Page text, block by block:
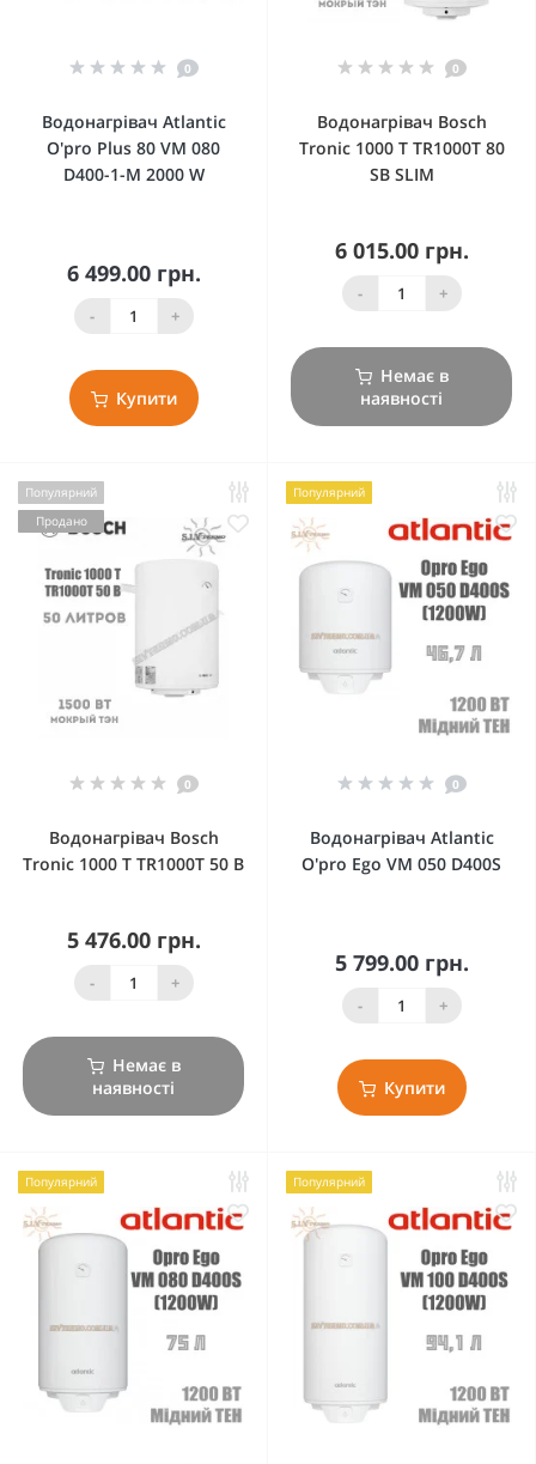
0
Водонагрівач Atlantic
O'pro Plus 80 VM 080
D400-1-M 2000 W
6 499.00 грн.
- +
Купити
0
Водонагрівач Bosch
Tronic 1000 T TR1000T 80
SB SLIM
6 015.00 грн.
- +
Немає в
наявності
Популярний
Продано
0
Водонагрівач Bosch
Tronic 1000 T TR1000T 50 B
5 476.00 грн.
- +
Немає в
наявності
Популярний
0
Водонагрівач Atlantic
O'pro Ego VM 050 D400S
5 799.00 грн.
- +
Купити
Популярний Популярний